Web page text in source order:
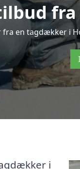
en tagdækker i
i